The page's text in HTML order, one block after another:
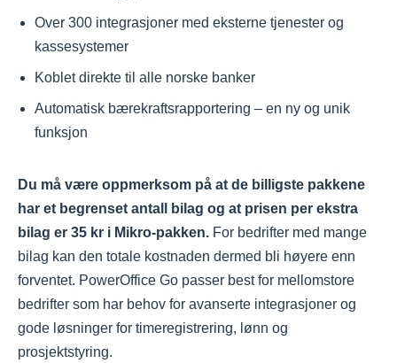
Over 300 integrasjoner med eksterne tjenester og
kassesystemer
Koblet direkte til alle norske banker
Automatisk bærekraftsrapportering – en ny og unik
funksjon
Du må være oppmerksom på at de billigste pakkene
har et begrenset antall bilag og at prisen per ekstra
bilag er 35 kr i Mikro-pakken. For bedrifter med mange
bilag kan den totale kostnaden dermed bli høyere enn
forventet. PowerOffice Go passer best for mellomstore
bedrifter som har behov for avanserte integrasjoner og
gode løsninger for timeregistrering, lønn og
prosjektstyring.